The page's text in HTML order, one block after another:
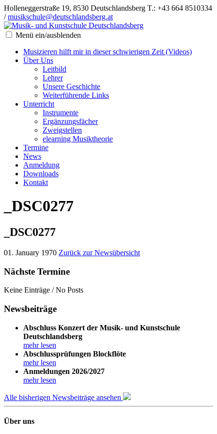
Holleneggerstraße 19, 8530 Deutschlandsberg T.: +43 664 8510334
/musikschule@deutschlandsberg.at
Menü ein/ausblenden
Musizieren hilft mir in dieser schwierigen Zeit (Videos)
Über Uns
Leitbild
Lehrer
Unsere Geschichte
Weiterführende Links
Unterricht
Instrumente
Ergänzungsfächer
Zweigstellen
elearning Musiktheorie
Termine
News
Anmeldung
Downloads
Kontakt
_DSC0277
_DSC0277
01. January 1970 Zurück zur Newsübersicht
Nächste Termine
Keine Einträge / No Posts
Newsbeiträge
Abschluss Konzert der Musik- und Kunstschule
Deutschlandsberg
mehr lesen
Abschlussprüfungen Blockflöte
mehr lesen
Anmeldungen 2026/2027
mehr lesen
Alle bisherigen Newsbeiträge ansehen
Über uns